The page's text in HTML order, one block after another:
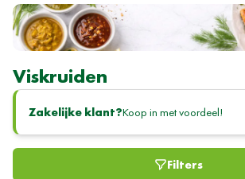
Viskruiden
Zakelijke klant?Koop in met voordeel!
Filters